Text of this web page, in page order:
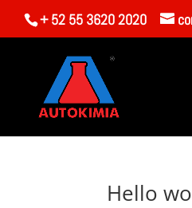
+ 52 55 3620 2020
Hello